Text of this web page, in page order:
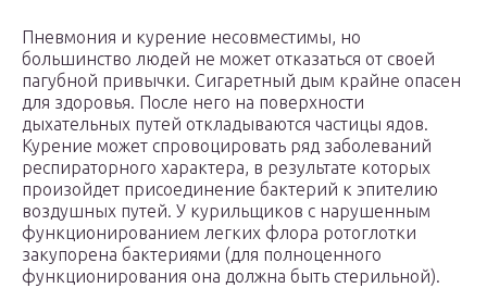
Пневмония и курение несовместимы, но
большинство людей не может отказаться от своей
пагубной привычки. Сигаретный дым крайне опасен
для здоровья. После него на поверхности
дыхательных путей откладываются частицы ядов.
Курение может спровоцировать ряд заболеваний
респираторного характера, в результате которых
произойдет присоединение бактерий к эпителию
воздушных путей. У курильщиков с нарушенным
функционированием легких флора ротоглотки
закупорена бактериями (для полноценного
функционирования она должна быть стерильной).